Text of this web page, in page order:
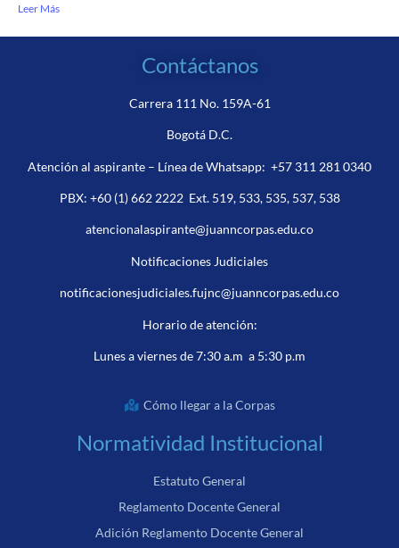
Leer Más
Contáctanos
Carrera 111 No. 159A-61
Bogotá D.C.
Atención al aspirante – Línea de Whatsapp: +57 311 281 0340
PBX: +60 (1) 662 2222Ext. 519, 533, 535, 537, 538
atencionalaspirante@juanncorpas.edu.co
Notificaciones Judiciales
notificacionesjudiciales.fujnc@juanncorpas.edu.co
Horario de atención:
Lunes a viernes de 7:30 a.m a 5:30 p.m
Cómo llegar a la Corpas
Normatividad Institucional
Estatuto General
Reglamento Docente General
Adición Reglamento Docente General